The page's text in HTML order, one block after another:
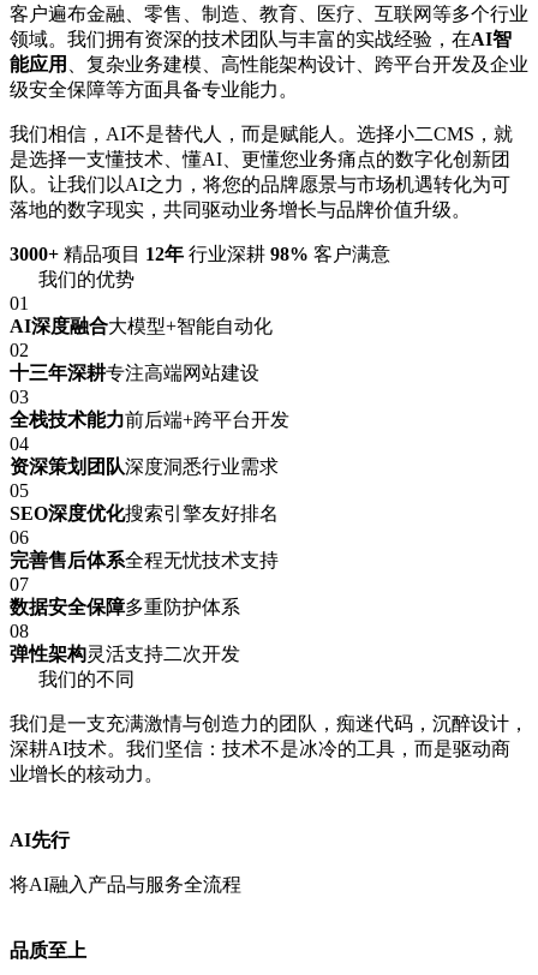
客户遍布金融、零售、制造、教育、医疗、互联网等多个行业
领域。我们拥有资深的技术团队与丰富的实战经验，在AI智
能应用
、复杂业务建模、高性能架构设计、跨平台开发及企业
级安全保障等方面具备专业能力。
我们相信，AI不是替代人，而是赋能人。选择小二CMS，就
是选择一支懂技术、懂AI、更懂您业务痛点的数字化创新团
队。让我们以AI之力，将您的品牌愿景与市场机遇转化为可
落地的数字现实，共同驱动业务增长与品牌价值升级。
3000+ 精品项目 12年 行业深耕 98% 客户满意
我们的优势
01
AI深度融合大模型+智能自动化
02
十三年深耕专注高端网站建设
03
全栈技术能力前后端+跨平台开发
04
资深策划团队深度洞悉行业需求
05
SEO深度优化搜索引擎友好排名
06
完善售后体系全程无忧技术支持
07
数据安全保障多重防护体系
08
弹性架构灵活支持二次开发
我们的不同
我们是一支充满激情与创造力的团队，痴迷代码，沉醉设计，
深耕AI技术。我们坚信：技术不是冰冷的工具，而是驱动商
业增长的核动力。
AI先行
将AI融入产品与服务全流程
品质至上